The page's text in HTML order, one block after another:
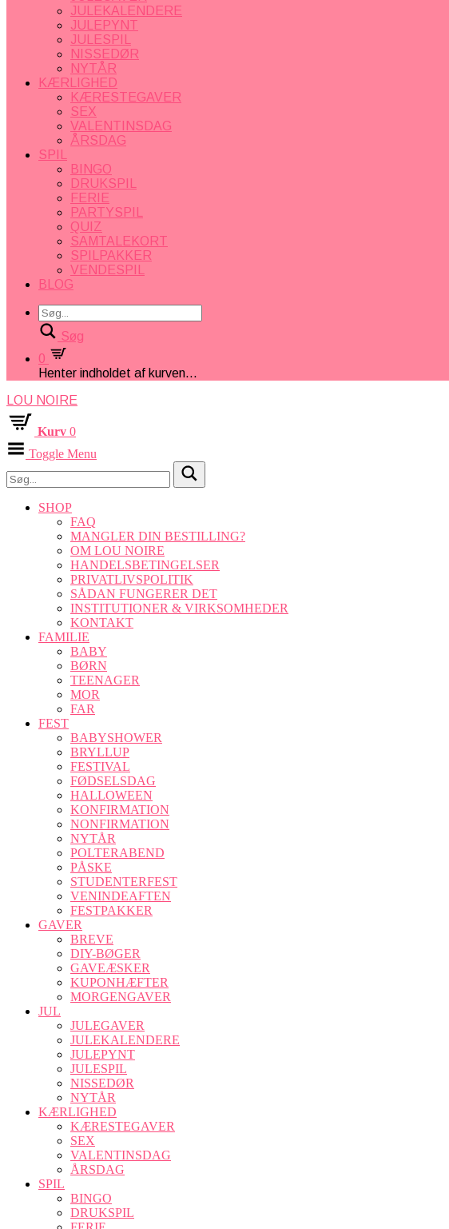
JULEKALENDERE
JULEPYNT
JULESPIL
NISSEDØR
NYTÅR
KÆRLIGHED
KÆRESTEGAVER
SEX
VALENTINSDAG
ÅRSDAG
SPIL
BINGO
DRUKSPIL
FERIE
PARTYSPIL
QUIZ
SAMTALEKORT
SPILPAKKER
VENDESPIL
BLOG
Søg
0
Henter indholdet af kurven...
LOU NOIRE
Kurv 0
Toggle Menu
SHOP
FAQ
MANGLER DIN BESTILLING?
OM LOU NOIRE
HANDELSBETINGELSER
PRIVATLIVSPOLITIK
SÅDAN FUNGERER DET
INSTITUTIONER & VIRKSOMHEDER
KONTAKT
FAMILIE
BABY
BØRN
TEENAGER
MOR
FAR
FEST
BABYSHOWER
BRYLLUP
FESTIVAL
FØDSELSDAG
HALLOWEEN
KONFIRMATION
NONFIRMATION
NYTÅR
POLTERABEND
PÅSKE
STUDENTERFEST
VENINDEAFTEN
FESTPAKKER
GAVER
BREVE
DIY-BØGER
GAVEÆSKER
KUPONHÆFTER
MORGENGAVER
JUL
JULEGAVER
JULEKALENDERE
JULEPYNT
JULESPIL
NISSEDØR
NYTÅR
KÆRLIGHED
KÆRESTEGAVER
SEX
VALENTINSDAG
ÅRSDAG
SPIL
BINGO
DRUKSPIL